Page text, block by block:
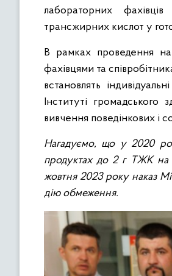
лабораторних
трансжирних кислот у
В рамках проведення
фахівцями та
встановлять
Інституті
вивчення поведінкових і
Нагадуємо, що у 2020
продуктах до 2 г ТЖК на
жовтня 2023 року наказ
дію обмеження.